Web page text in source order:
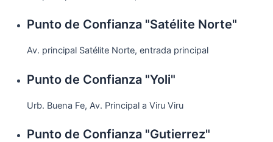
Punto de Confianza "Satélite Norte"
Av. principal Satélite Norte, entrada principal
Punto de Confianza "Yoli"
Urb. Buena Fe, Av. Principal a Viru Viru
Punto de Confianza "Gutierrez"